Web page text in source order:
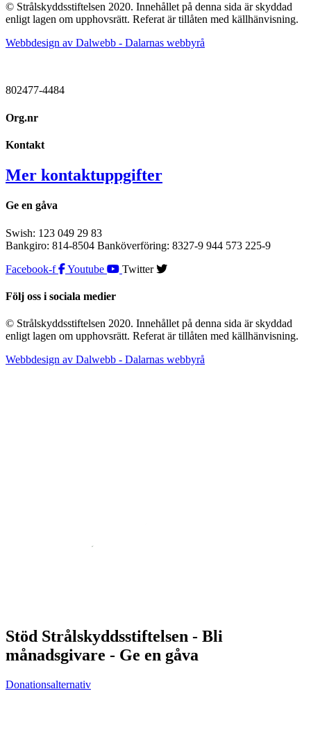
© Strålskyddsstiftelsen 2020. Innehållet på denna sida är skyddad
enligt lagen om upphovsrätt. Referat är tillåten med källhänvisning.
Webbdesign av Dalwebb - Dalarnas webbyrå
802477-4484
Org.nr
Kontakt
Mer kontaktuppgifter
Ge en gåva
Swish: 123 049 29 83
Bankgiro: 814-8504 Banköverföring: 8327-9 944 573 225-9
Facebook-f
Youtube Twitter
Följ oss i sociala medier
© Strålskyddsstiftelsen 2020. Innehållet på denna sida är skyddad
enligt lagen om upphovsrätt. Referat är tillåten med källhänvisning.
Webbdesign av Dalwebb - Dalarnas webbyrå
Stöd Strålskyddsstiftelsen - Bli
månadsgivare - Ge en gåva
Donationsalternativ